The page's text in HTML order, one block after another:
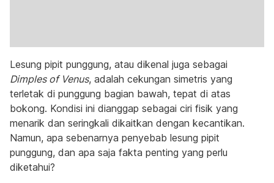
Lesung pipit punggung, atau dikenal juga sebagai
Dimples of Venus, adalah cekungan simetris yang
terletak di punggung bagian bawah, tepat di atas
bokong. Kondisi ini dianggap sebagai ciri fisik yang
menarik dan seringkali dikaitkan dengan kecantikan.
Namun, apa sebenarnya penyebab lesung pipit
punggung, dan apa saja fakta penting yang perlu
diketahui?